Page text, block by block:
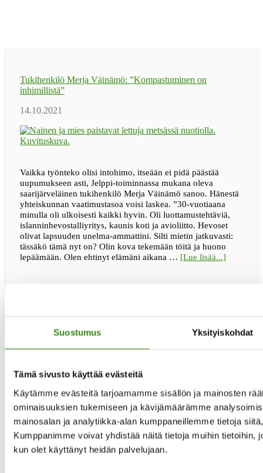
Suostumus Yksityiskohdat
Tämä sivusto käyttää evästeitä
Käytämme evästeitä tarjoamamme sisällön ja mainosten
ominaisuuksien tukemiseen ja kävijämäärämme
mainosalan ja analytiikka-alan kumppaneillemme tietoja
Kumppanimme voivat yhdistää näitä tietoja muihin tietoihin,
kun olet käyttänyt heidän palvelujaan.
Tukihenkilö Merja Väinämö: ”Kompastuminen on
inhimillistä”
Vaikka työnteko olisi intohimo, itseään ei pidä päästää
uupumukseen asti, Jelppi-toiminnassa mukana oleva
saarijärveläinen tukihenkilö Merja Väinämö sanoo. Hänestä
yhteiskunnan vaatimustasoa voisi laskea. ”30-vuotiaana
minulla oli ulkoisesti kaikki hyvin. Oli luottamustehtäviä,
islanninhevostalliyritys, kaunis koti ja avioliitto. Hevoset
olivat lapsuuden unelma-ammattini. Silti mietin jatkuvasti:
tässäkö tämä nyt on? Olin kova tekemään töitä ja huono
lepäämään. Olen ehtinyt elämäni aikana … [Lue lisää...]
Maaseudun tukihenkilöverkko
Eerikinkatu 27, 6. krs
00180 Helsinki
puh.
0400 789 481
mia.kalpa@tukihenkilo.fi